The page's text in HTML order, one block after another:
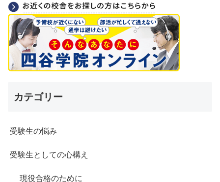
カテゴリー
受験生の悩み
受験生としての心構え
現役合格のために